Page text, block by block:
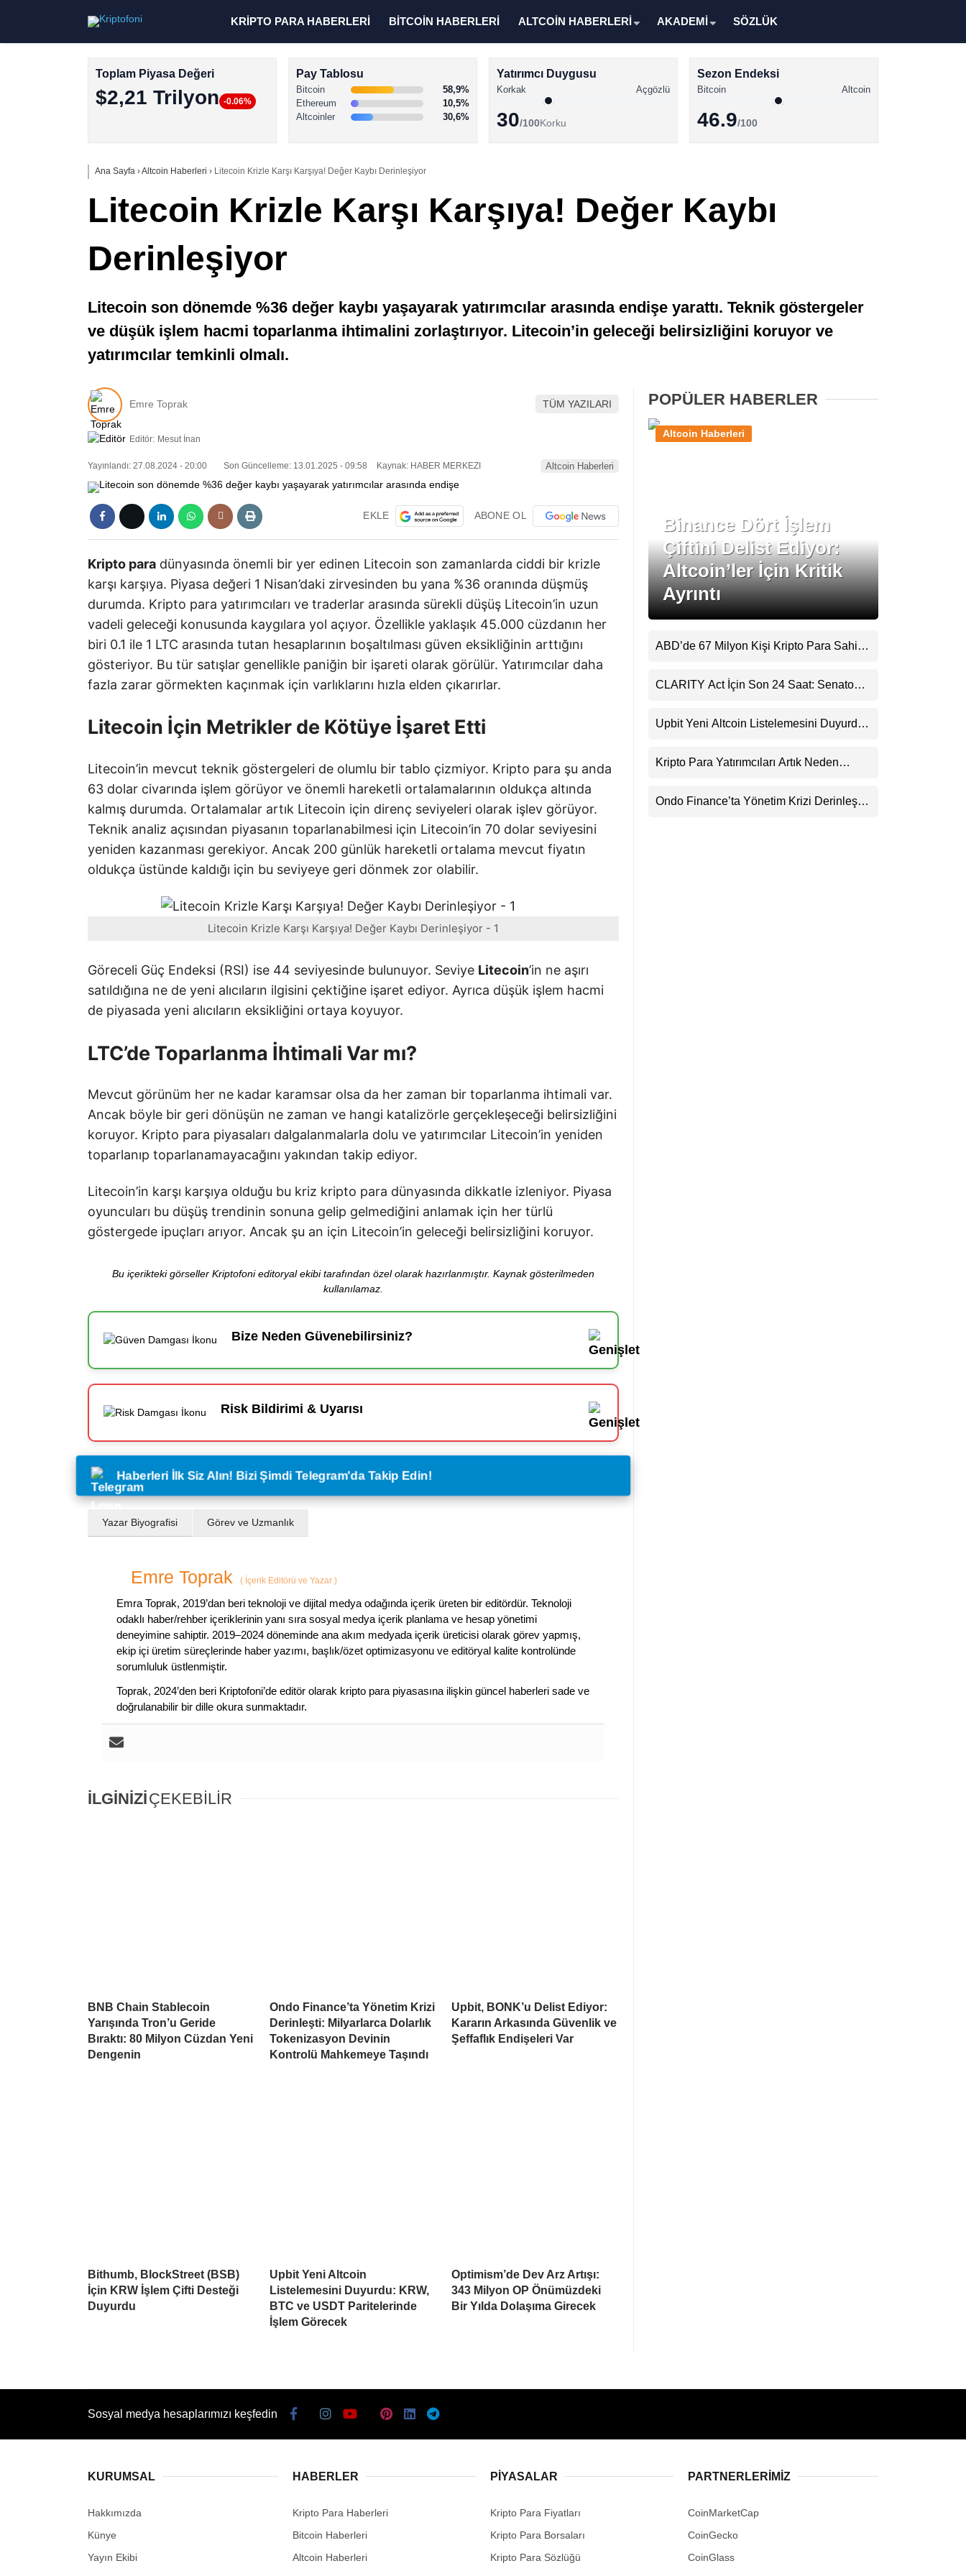
Memecoin Haberleri
Pinterest
KRİPTO PARA HABERLERİ BİTCOİN HABERLERİ ALTCOİN HABERLERİ AKADEMİ SÖZLÜK
Toplam Piyasa Değeri
$2,21 Trilyon -0.06%
Pay Tablosu
Bitcoin
58,9%
Ethereum
10,5%
Altcoinler
30,6%
Yatırımcı Duygusu
Korkak Açgözlü
30/100Korku
Sezon Endeksi
Bitcoin Altcoin
46.9/100
Ana Sayfa ›Altcoin Haberleri › Litecoin Krizle Karşı Karşıya! Değer Kaybı Derinleşiyor
Litecoin Krizle Karşı Karşıya! Değer Kaybı
Derinleşiyor
Litecoin son dönemde %36 değer kaybı yaşayarak yatırımcılar arasında endişe yarattı. Teknik göstergeler
ve düşük işlem hacmi toparlanma ihtimalini zorlaştırıyor. Litecoin’in geleceği belirsizliğini koruyor ve
yatırımcılar temkinli olmalı.
Emre Toprak TÜM YAZILARI
Editör: Mesut İnan
Yayınlandı: 27.08.2024 - 20:00 Son Güncelleme: 13.01.2025 - 09:58 Kaynak: HABER MERKEZI Altcoin Haberleri
EKLE ABONE OL
Kripto para dünyasında önemli bir yer edinen Litecoin son zamanlarda ciddi bir krizle
karşı karşıya. Piyasa değeri 1 Nisan’daki zirvesinden bu yana %36 oranında düşmüş
durumda. Kripto para yatırımcıları ve traderlar arasında sürekli düşüş Litecoin’in uzun
vadeli geleceği konusunda kaygılara yol açıyor. Özellikle yaklaşık 45.000 cüzdanın her
biri 0.1 ile 1 LTC arasında tutan hesaplarının boşaltılması güven eksikliğinin arttığını
gösteriyor. Bu tür satışlar genellikle paniğin bir işareti olarak görülür. Yatırımcılar daha
fazla zarar görmekten kaçınmak için varlıklarını hızla elden çıkarırlar.
Litecoin İçin Metrikler de Kötüye İşaret Etti
Litecoin’in mevcut teknik göstergeleri de olumlu bir tablo çizmiyor. Kripto para şu anda
63 dolar civarında işlem görüyor ve önemli hareketli ortalamalarının oldukça altında
kalmış durumda. Ortalamalar artık Litecoin için direnç seviyeleri olarak işlev görüyor.
Teknik analiz açısından piyasanın toparlanabilmesi için Litecoin’in 70 dolar seviyesini
yeniden kazanması gerekiyor. Ancak 200 günlük hareketli ortalama mevcut fiyatın
oldukça üstünde kaldığı için bu seviyeye geri dönmek zor olabilir.
Litecoin Krizle Karşı Karşıya! Değer Kaybı Derinleşiyor - 1
Göreceli Güç Endeksi (RSI) ise 44 seviyesinde bulunuyor. Seviye Litecoin’in ne aşırı
satıldığına ne de yeni alıcıların ilgisini çektiğine işaret ediyor. Ayrıca düşük işlem hacmi
de piyasada yeni alıcıların eksikliğini ortaya koyuyor.
LTC’de Toparlanma İhtimali Var mı?
Mevcut görünüm her ne kadar karamsar olsa da her zaman bir toparlanma ihtimali var.
Ancak böyle bir geri dönüşün ne zaman ve hangi katalizörle gerçekleşeceği belirsizliğini
koruyor. Kripto para piyasaları dalgalanmalarla dolu ve yatırımcılar Litecoin’in yeniden
toparlanıp toparlanamayacağını yakından takip ediyor.
Litecoin’in karşı karşıya olduğu bu kriz kripto para dünyasında dikkatle izleniyor. Piyasa
oyuncuları bu düşüş trendinin sonuna gelip gelmediğini anlamak için her türlü
göstergede ipuçları arıyor. Ancak şu an için Litecoin’in geleceği belirsizliğini koruyor.
Bu içerikteki görseller Kriptofoni editoryal ekibi tarafından özel olarak hazırlanmıştır. Kaynak gösterilmeden
kullanılamaz.
Bize Neden Güvenebilirsiniz?
Risk Bildirimi & Uyarısı
Haberleri İlk Siz Alın! Bizi Şimdi Telegram'da Takip Edin!
Yazar Biyografisi Görev ve Uzmanlık
Emre Toprak ( İçerik Editörü ve Yazar )
Emra Toprak, 2019’dan beri teknoloji ve dijital medya odağında içerik üreten bir editördür. Teknoloji
odaklı haber/rehber içeriklerinin yanı sıra sosyal medya içerik planlama ve hesap yönetimi
deneyimine sahiptir. 2019–2024 döneminde ana akım medyada içerik üreticisi olarak görev yapmış,
ekip içi üretim süreçlerinde haber yazımı, başlık/özet optimizasyonu ve editöryal kalite kontrolünde
sorumluluk üstlenmiştir.
Toprak, 2024’den beri Kriptofoni’de editör olarak kripto para piyasasına ilişkin güncel haberleri sade ve
doğrulanabilir bir dille okura sunmaktadır.
İLGİNİZİÇEKEBİLİR
BNB Chain Stablecoin
Yarışında Tron’u Geride
Bıraktı: 80 Milyon Cüzdan Yeni
Dengenin
Ondo Finance’ta Yönetim Krizi
Derinleşti: Milyarlarca Dolarlık
Tokenizasyon Devinin
Kontrolü Mahkemeye Taşındı
Upbit, BONK’u Delist Ediyor:
Kararın Arkasında Güvenlik ve
Şeffaflık Endişeleri Var
Bithumb, BlockStreet (BSB)
İçin KRW İşlem Çifti Desteği
Duyurdu
Upbit Yeni Altcoin
Listelemesini Duyurdu: KRW,
BTC ve USDT Paritelerinde
İşlem Görecek
Optimism’de Dev Arz Artışı:
343 Milyon OP Önümüzdeki
Bir Yılda Dolaşıma Girecek
POPÜLER HABERLER
Binance Dört İşlem
Çiftini Delist Ediyor:
Altcoin’ler İçin Kritik
Ayrıntı
Altcoin Haberleri
ABD’de 67 Milyon Kişi Kripto Para Sahibi:
CLARITY Act İçin Son 24 Saat: Senato
Beklentisini Bozabilir
Upbit Yeni Altcoin Listelemesini Duyurdu:
Görecek
Kripto Para Yatırımcıları Artık Neden
Ondo Finance’ta Yönetim Krizi Derinleşti:
Sosyal medya hesaplarımızı keşfedin
KURUMSAL
Hakkımızda
Künye
Yayın Ekibi
HABERLER
Kripto Para Haberleri
Bitcoin Haberleri
Altcoin Haberleri
PIYASALAR
Kripto Para Fiyatları
Kripto Para Borsaları
Kripto Para Sözlüğü
PARTNERLERIMIZ
CoinMarketCap
CoinGecko
CoinGlass